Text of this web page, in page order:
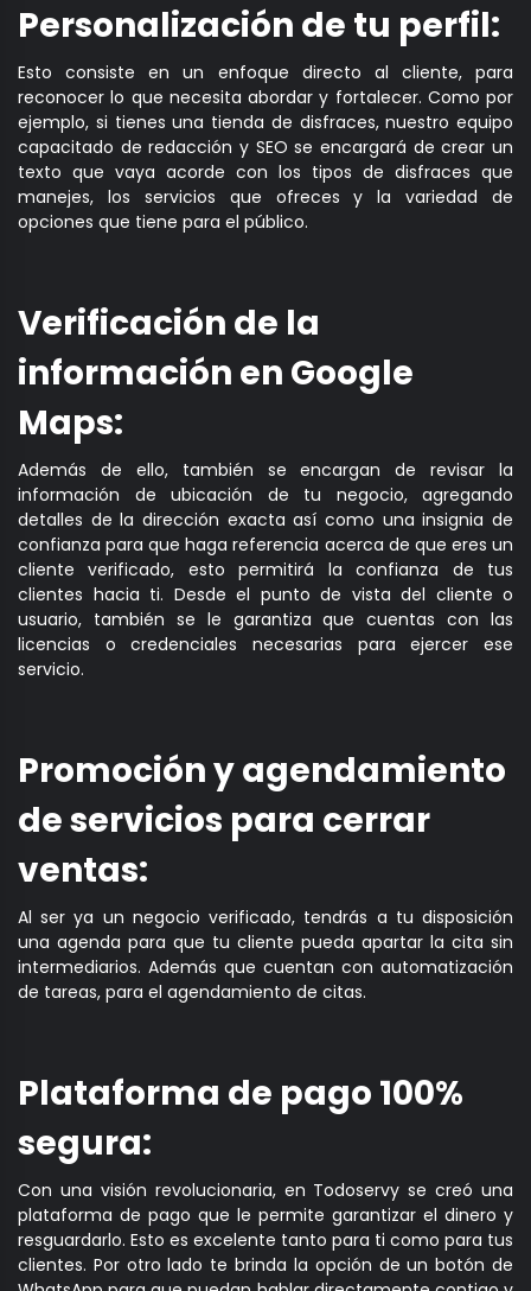
Personalización de tu perfil:
Esto consiste en un enfoque directo al cliente, para
reconocer lo que necesita abordar y fortalecer. Como por
ejemplo, si tienes una tienda de disfraces, nuestro equipo
capacitado de redacción y SEO se encargará de crear un
texto que vaya acorde con los tipos de disfraces que
manejes, los servicios que ofreces y la variedad de
opciones que tiene para el público.
Verificación de la
información en Google
Maps:
Además de ello, también se encargan de revisar la
información de ubicación de tu negocio, agregando
detalles de la dirección exacta así como una insignia de
confianza para que haga referencia acerca de que eres un
cliente verificado, esto permitirá la confianza de tus
clientes hacia ti. Desde el punto de vista del cliente o
usuario, también se le garantiza que cuentas con las
licencias o credenciales necesarias para ejercer ese
servicio.
Promoción y agendamiento
de servicios para cerrar
ventas:
Al ser ya un negocio verificado, tendrás a tu disposición
una agenda para que tu cliente pueda apartar la cita sin
intermediarios. Además que cuentan con automatización
de tareas, para el agendamiento de citas.
Plataforma de pago 100%
segura:
Con una visión revolucionaria, en Todoservy se creó una
plataforma de pago que le permite garantizar el dinero y
resguardarlo. Esto es excelente tanto para ti como para tus
clientes. Por otro lado te brinda la opción de un botón de